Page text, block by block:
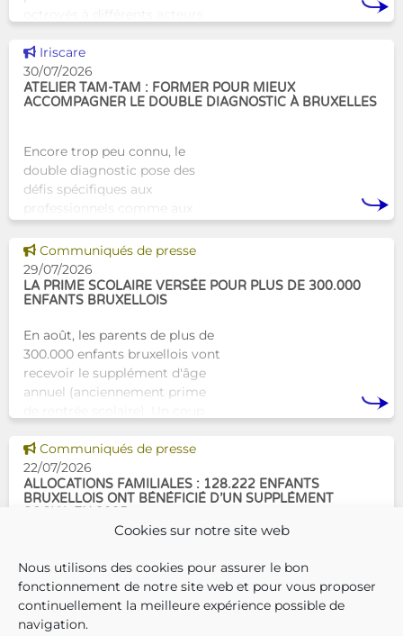
Cookies sur notre site web
Nous utilisons des cookies pour assurer le bon
fonctionnement de notre site web et pour vous proposer
continuellement la meilleure expérience possible de
navigation.
travail au serv
Voir cette news
Iriscare
30/07/2026
ATELIER TAM-TAM : FORMER POUR MIEUX
ACCOMPAGNER LE DOUBLE DIAGNOSTIC À BRUXELLES
Encore trop peu connu, le
double diagnostic pose des
défis spécifiques aux
professionnels comme aux
Tam-Tam apporte une réponse
concrète avec une formation
dest
Voir cette news
Communiqués de presse
29/07/2026
LA PRIME SCOLAIRE VERSÉE POUR PLUS DE 300.000
ENFANTS BRUXELLOIS
En août, les parents de plus de
300.000 enfants bruxellois vont
recevoir le supplément d'âge
annuel (anciennement prime
commencer la
Voir cette news
Communiqués de presse
22/07/2026
ALLOCATIONS FAMILIALES : 128.222 ENFANTS
BRUXELLOIS ONT BÉNÉFICIÉ D’UN SUPPLÉMENT
En décembre 2025, 304.966
enfants bruxellois avaient droit
aux allocations familiales.
Parmi eux, 128.222